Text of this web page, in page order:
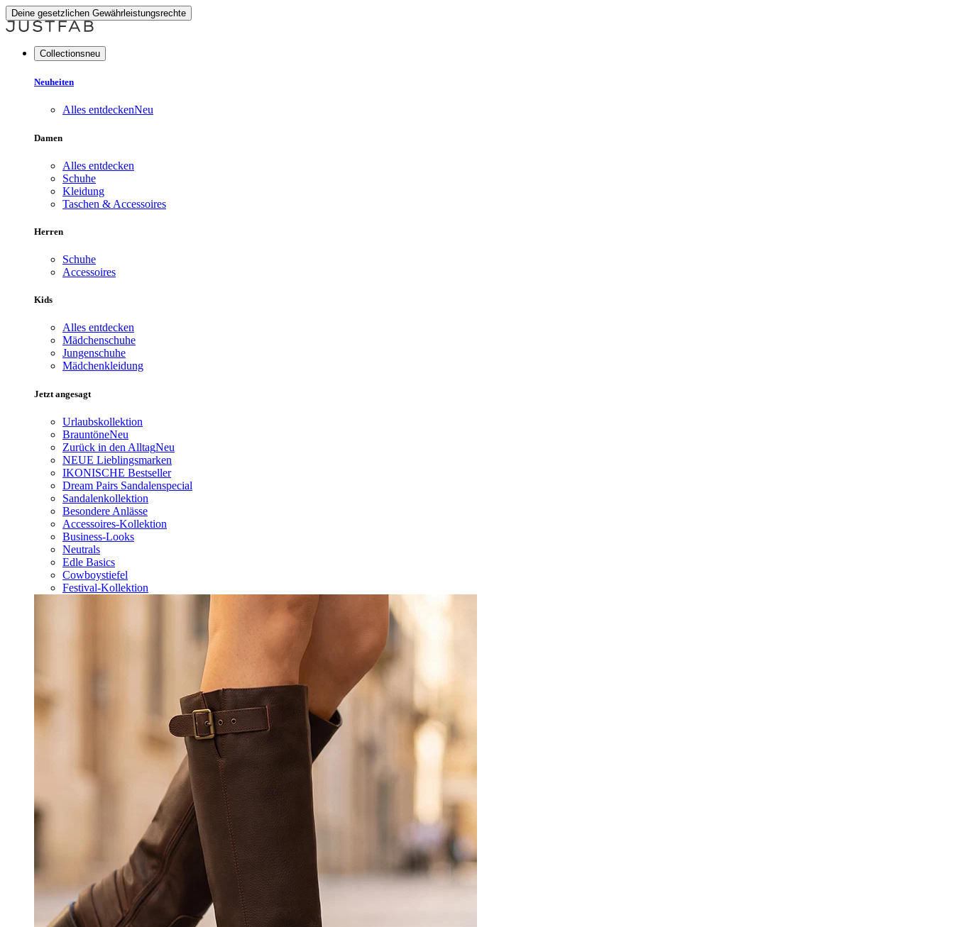
Deine gesetzlichen Gewährleistungsrechte
Collectionsneu
Neuheiten
Alles entdeckenNeu
Damen
Alles entdecken
Schuhe
Kleidung
Taschen & Accessoires
Herren
Schuhe
Accessoires
Kids
Alles entdecken
Mädchenschuhe
Jungenschuhe
Mädchenkleidung
Jetzt angesagt
Urlaubskollektion
BrauntöneNeu
Zurück in den AlltagNeu
NEUE Lieblingsmarken
IKONISCHE Bestseller
Dream Pairs Sandalenspecial
Sandalenkollektion
Besondere Anlässe
Accessoires-Kollektion
Business-Looks
Neutrals
Edle Basics
Cowboystiefel
Festival-Kollektion